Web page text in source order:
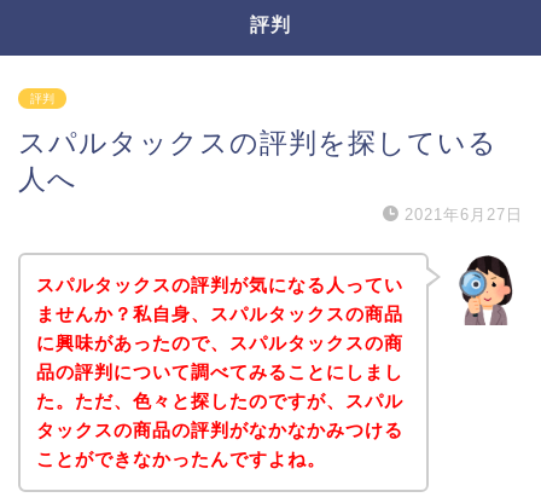
評判
評判
スパルタックスの評判を探している
人へ
2021年6月27日
スパルタックスの評判が気になる人ってい
ませんか？私自身、スパルタックスの商品
に興味があったので、スパルタックスの商
品の評判について調べてみることにしまし
た。ただ、色々と探したのですが、スパル
タックスの商品の評判がなかなかみつける
ことができなかったんですよね。